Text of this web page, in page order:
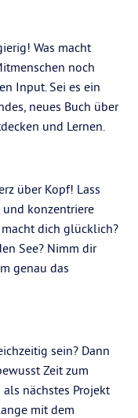
Was macht
noch
Input. Sei es ein
neues Buch über
und Lernen.
über Kopf! Lass
konzentriere
dich glücklich?
See? Nimm dir
genau das
sein? Dann
Zeit zum
nächstes Projekt
mit dem